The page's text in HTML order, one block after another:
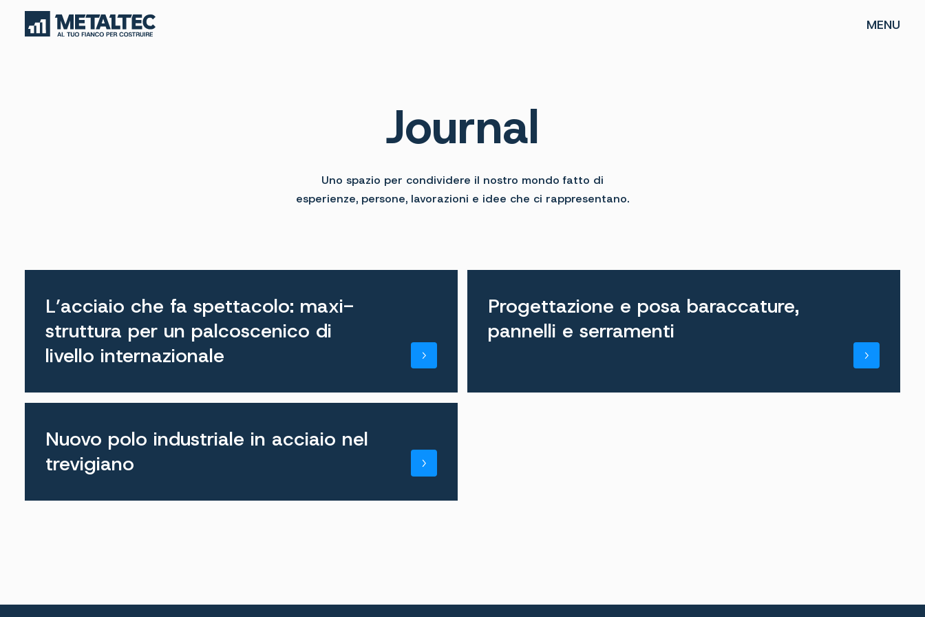
MENU
Journal
Uno spazio per condividere il nostro mondo fatto di
esperienze, persone, lavorazioni e idee che ci rappresentano.
L’acciaio che fa spettacolo: maxi-
struttura per un palcoscenico di
livello internazionale
Progettazione e posa baraccature,
pannelli e serramenti
Nuovo polo industriale in acciaio nel
trevigiano